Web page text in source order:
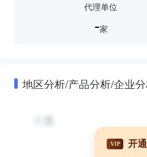
代理单位
-家
地区分析/产品分析/企业
VIP 开